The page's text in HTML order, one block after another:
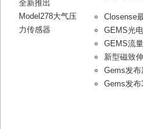
Closense
GEMS光
GEMS流
新型磁致
Gems发
Gems发布